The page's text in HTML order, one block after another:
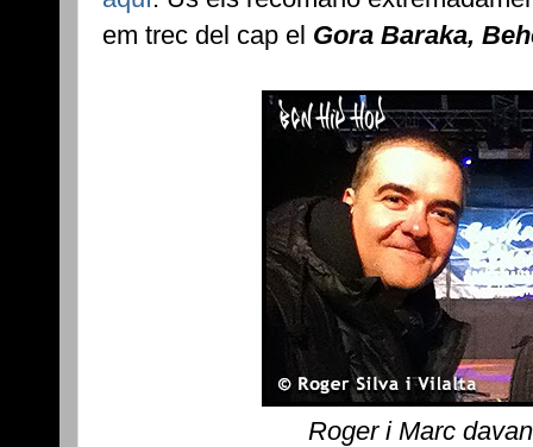
em trec del cap el Gora Baraka,
Roger i Marc